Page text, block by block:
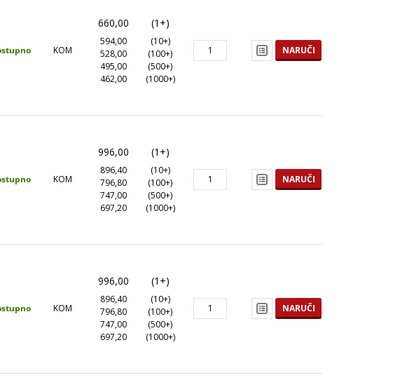
KOM
660,00 (1+)
594,00
(10+)
528,00
(100+)
495,00
(500+)
462,00
(1000+)
NARUČI
KOM
996,00 (1+)
896,40
(10+)
796,80
(100+)
747,00
(500+)
697,20
(1000+)
NARUČI
KOM
996,00 (1+)
896,40
(10+)
796,80
(100+)
747,00
(500+)
697,20
(1000+)
NARUČI